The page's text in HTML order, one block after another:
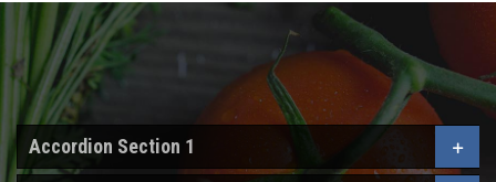
Accordion Section 1